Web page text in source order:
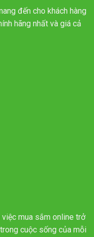
đến cho khách hàng
hãng nhất và giá cả
mua sắm online trở
cuộc sống của mỗi